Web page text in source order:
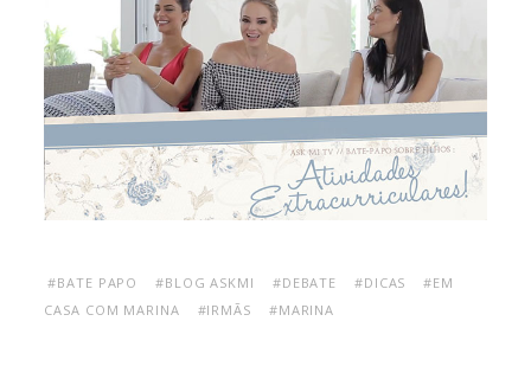
#BATE PAPO #BLOG ASKMI #DEBATE #DICAS
#EM
CASA COM MARINA
#IRMÃS #MARINA